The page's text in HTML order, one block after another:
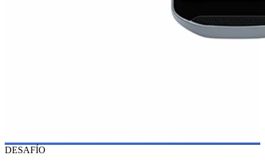
DESAFÍO